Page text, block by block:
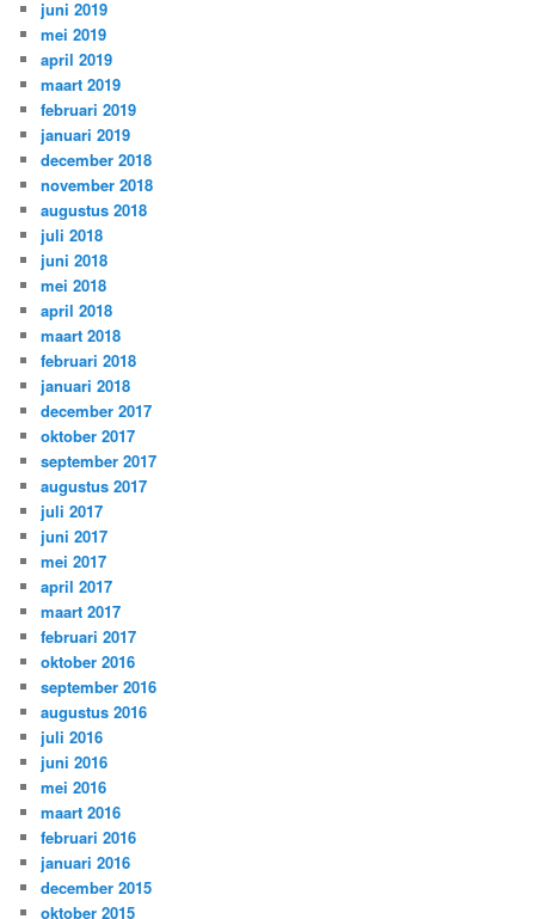
juni 2019
mei 2019
april 2019
maart 2019
februari 2019
januari 2019
december 2018
november 2018
augustus 2018
juli 2018
juni 2018
mei 2018
april 2018
maart 2018
februari 2018
januari 2018
december 2017
oktober 2017
september 2017
augustus 2017
juli 2017
juni 2017
mei 2017
april 2017
maart 2017
februari 2017
oktober 2016
september 2016
augustus 2016
juli 2016
juni 2016
mei 2016
maart 2016
februari 2016
januari 2016
december 2015
oktober 2015